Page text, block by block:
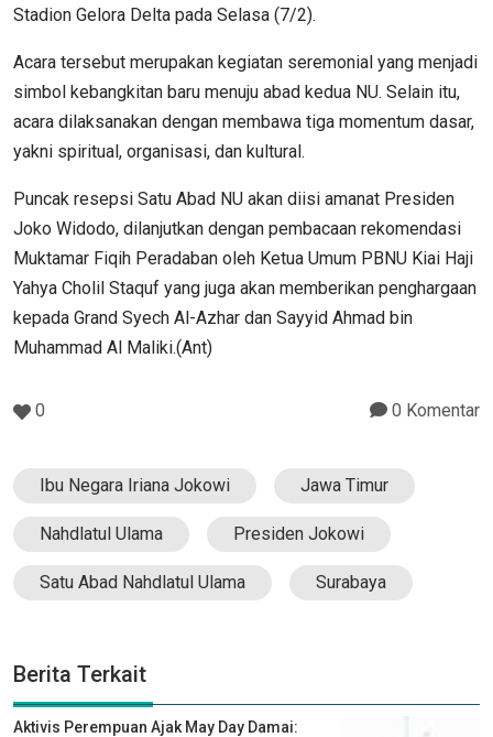
Stadion Gelora Delta pada Selasa (7/2).
Acara tersebut merupakan kegiatan seremonial yang menjadi
simbol kebangkitan baru menuju abad kedua NU. Selain itu,
acara dilaksanakan dengan membawa tiga momentum dasar,
yakni spiritual, organisasi, dan kultural.
Puncak resepsi Satu Abad NU akan diisi amanat Presiden
Joko Widodo, dilanjutkan dengan pembacaan rekomendasi
Muktamar Fiqih Peradaban oleh Ketua Umum PBNU Kiai Haji
Yahya Cholil Staquf yang juga akan memberikan penghargaan
kepada Grand Syech Al-Azhar dan Sayyid Ahmad bin
Muhammad Al Maliki.(Ant)
0 0 Komentar
Ibu Negara Iriana Jokowi Jawa Timur
Nahdlatul Ulama Presiden Jokowi
Satu Abad Nahdlatul Ulama Surabaya
Berita Terkait
Aktivis Perempuan Ajak May Day Damai: